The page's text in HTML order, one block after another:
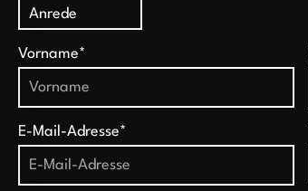
Vorname*
E-Mail-Adresse*